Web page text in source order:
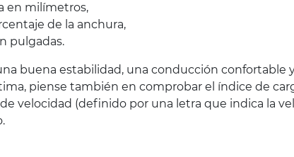
en milímetros,
de la anchura,
pulgadas.
buena estabilidad, una conducción
piense también en comprobar el índice de
velocidad (definido por una letra que indica la